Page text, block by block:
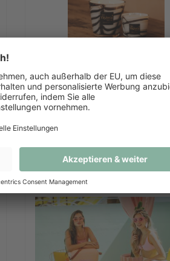
Pierre Black Duftkerze